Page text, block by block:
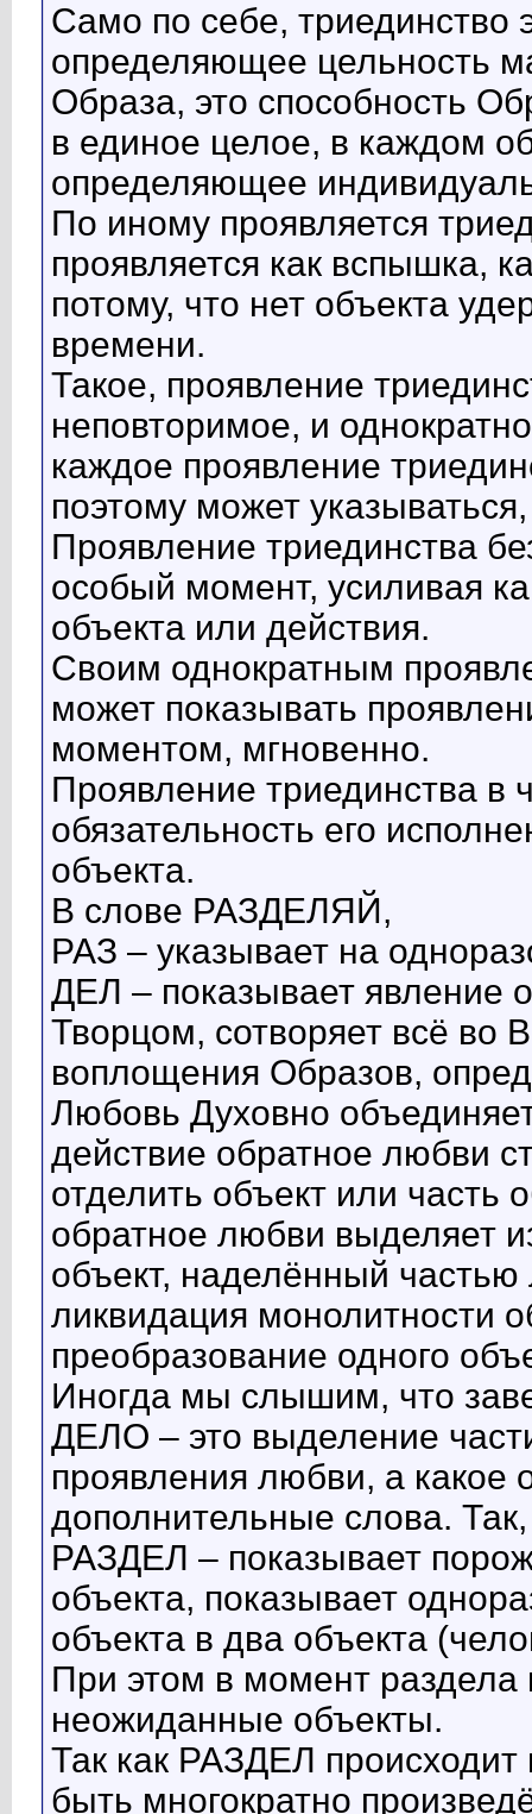
Само по себе, триединство
определяющее цельность
Образа, это способность
в единое целое, в каждом
определяющее
По иному проявляется
проявляется как вспышка,
потому, что нет объекта
времени.
Такое, проявление
неповторимое, и
каждое проявление
поэтому может
Проявление триединства
особый момент, усиливая
объекта или действия.
Своим однократным
может показывать
моментом, мгновенно.
Проявление триединства в
обязательность его
объекта.
В слове РАЗДЕЛЯЙ,
РАЗ – указывает на
ДЕЛ – показывает явление
Творцом, сотворяет всё во
воплощения Образов,
Любовь Духовно
действие обратное любви
отделить объект или часть
обратное любви выделяет
объект, наделённый
ликвидация монолитности
преобразование одного
Иногда мы слышим, что
ДЕЛО – это выделение
проявления любви, а
дополнительные слова.
РАЗДЕЛ – показывает
объекта, показывает
объекта в два объекта
При этом в момент раздела
неожиданные объекты.
Так как РАЗДЕЛ
быть многократно